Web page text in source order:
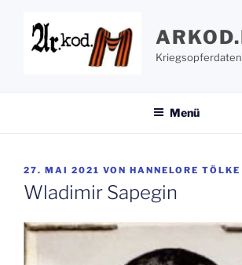
springen
Kriegsopferdaten
Menü
VERÖFFENTLICHT
AM
27. MAI 2021 VON HANNELORE TÖLKE
Wladimir Sapegin